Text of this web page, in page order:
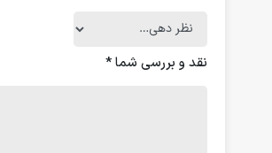
نقد و بررسی شما*